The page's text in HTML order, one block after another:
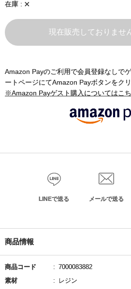
在庫 ×
現在販売しておりませ
Amazon Payのご利用で会員登録なしで
ートページにてAmazon Payボタンをク
※Amazon Payゲスト購入についてはこ
LINEで送る メールで送る
商品情報
商品コード
7000083882
素材
レジン